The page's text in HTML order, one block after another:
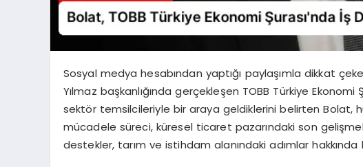
Sosyal medya hesabından yaptığı paylaşımla dikkat
Yılmaz başkanlığında gerçekleşen TOBB Türkiye Ekonomi
sektör temsilcileriyle bir araya geldiklerini belirten Bolat,
mücadele süreci, küresel ticaret pazarındaki son
destekler, tarım ve istihdam alanındaki adımlar hakkında